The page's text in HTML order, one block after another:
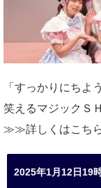
「すっかりにち
笑えるマジックＳ
≫≫詳しくはこち
2025年1月12日19